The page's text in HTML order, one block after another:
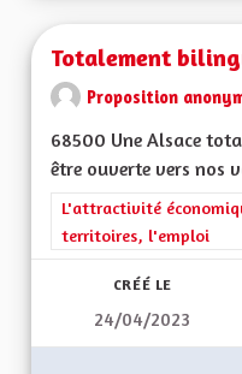
Totalement
Proposition
68500 Une Alsace
être ouverte vers nos
Filtrer les résultats de
L'attractivité
territoires, l'emploi
CRÉÉ LE
24/04/2023